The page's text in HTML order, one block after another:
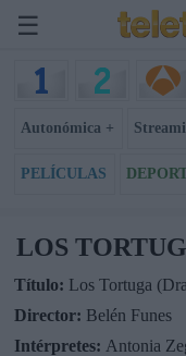
☰
Autonómica +
PELÍCULAS
LOS
Título: Los Tortuga
Director: Belén Funes
Intérpretes: Antonia